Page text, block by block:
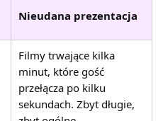
Nieudana prezentacja
Filmy trwające kilka
minut, które gość
przełącza po kilku
sekundach. Zbyt długie,